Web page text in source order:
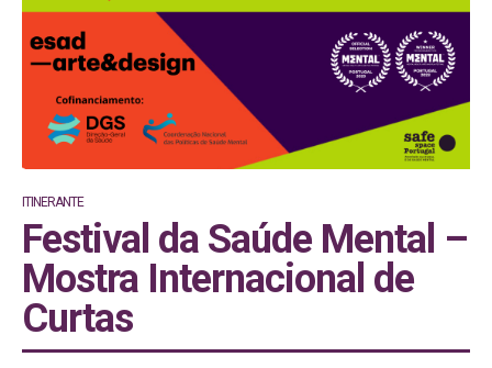
ITINERANTE
Festival da Saúde Mental –
Mostra Internacional de
Curtas